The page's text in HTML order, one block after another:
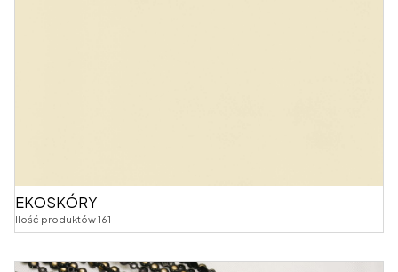
EKOSKÓRY
Ilość produktów 161